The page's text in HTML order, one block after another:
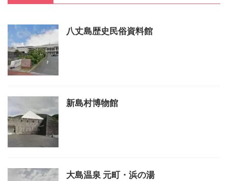
八丈島歴史民俗資料館
新島村博物館
大島温泉 元町・浜の湯